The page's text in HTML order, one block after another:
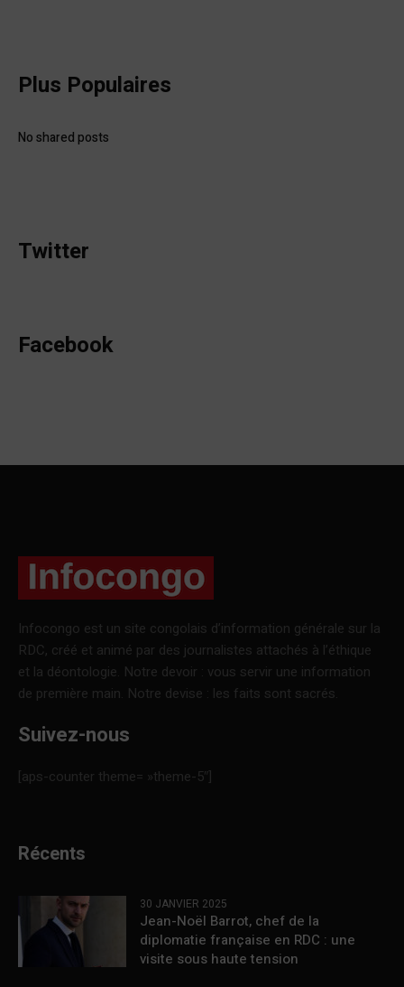
Plus Populaires
No shared posts
Twitter
Facebook
Infocongo est un site congolais d’information générale sur la
RDC, créé et animé par des journalistes attachés à l’éthique
et la déontologie. Notre devoir : vous servir une information
de première main. Notre devise : les faits sont sacrés.
Suivez-nous
[aps-counter theme= »theme-5″]
Récents
30 JANVIER 2025
Jean-Noël Barrot, chef de la
diplomatie française en RDC : une
visite sous haute tension